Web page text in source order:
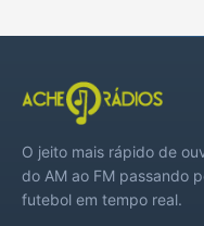
O jeito mais rápido de
do AM ao FM passando
futebol em tempo real.